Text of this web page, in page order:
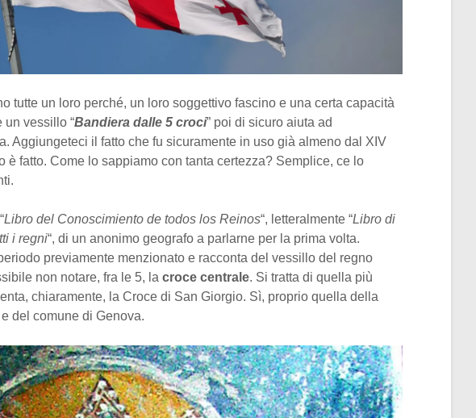
tutte un loro perché, un loro soggettivo fascino e una certa capacità
un vessillo “Bandiera dalle 5 croci” poi di sicuro aiuta ad
Aggiungeteci il fatto che fu sicuramente in uso già almeno dal XIV
è fatto. Come lo sappiamo con tanta certezza? Semplice, ce lo
Libro del Conoscimiento de todos los Reinos“, letteralmente “Libro di
i regni“, di un anonimo geografo a parlarne per la prima volta.
previamente menzionato e racconta del vessillo del regno
non notare, fra le 5, la croce centrale. Si tratta di quella più
chiaramente, la Croce di San Giorgio. Sì, proprio quella della
del comune di Genova.